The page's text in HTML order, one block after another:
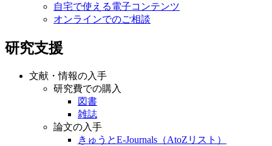
自宅で使える電子コンテンツ
オンラインでのご相談
研究支援
文献・情報の入手
研究費での購入
図書
雑誌
論文の入手
きゅうとE-Journals（AtoZリスト）